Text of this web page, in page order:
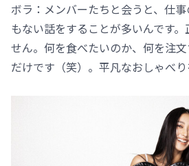
ボラ：メンバーたちと会うと、仕
もない話をすることが多いんです
せん。何を食べたいのか、何を注
だけです（笑）。平凡なおしゃべり